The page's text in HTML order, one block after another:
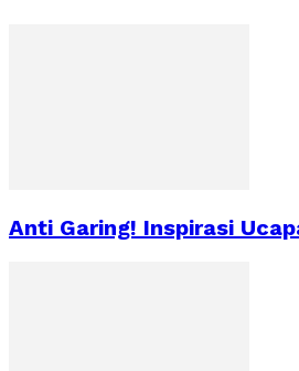
Anti Garing! Inspirasi